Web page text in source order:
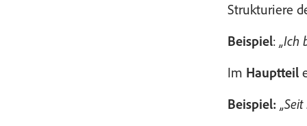
Strukturiere
Beispiel: „Ich
Im Hauptteil
Beispiel: